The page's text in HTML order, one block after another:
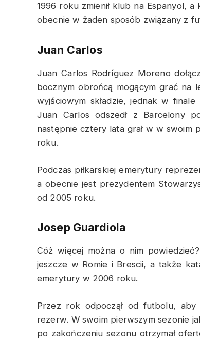
1996 roku zmienił klub na Espanyol,
obecnie w żaden sposób związany z
Juan Carlos
Juan Carlos Rodríguez Moreno
bocznym obrońcą mogącym grać na
wyjściowym składzie, jednak w
Juan Carlos odszedł z Barcelony
następnie cztery lata grał w w swoim
roku.
Podczas piłkarskiej emerytury
a obecnie jest prezydentem
od 2005 roku.
Josep Guardiola
Cóż więcej można o nim
jeszcze w Romie i Brescii, a także
emerytury w 2006 roku.
Przez rok odpoczął od futbolu,
rezerw. W swoim pierwszym sezonie
po zakończeniu sezonu otrzymał